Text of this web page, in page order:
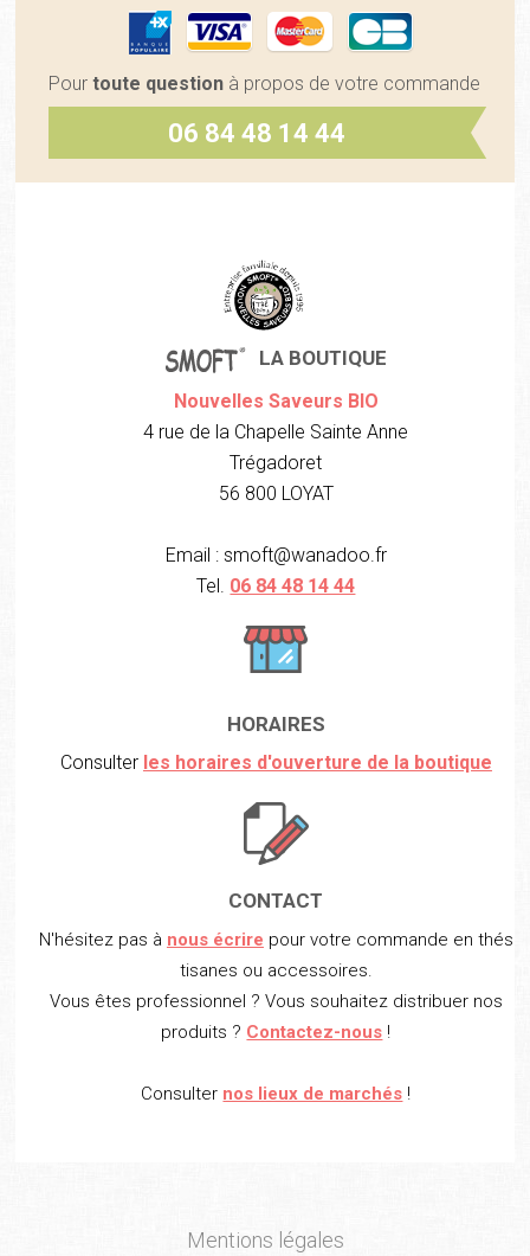
Pourtoute question à propos de votre commande
06 84 48 14 44
LA BOUTIQUE
Nouvelles Saveurs BIO
4 rue de la Chapelle Sainte Anne
Trégadoret
56 800 LOYAT
Email : smoft@wanadoo.fr
Tel. 06 84 48 14 44
HORAIRES
Consulter les horaires d'ouverture de la boutique
CONTACT
N'hésitez pas à nous écrire pour votre commande en thés
tisanes ou accessoires.
Vous êtes professionnel ? Vous souhaitez distribuer nos
produits ? Contactez-nous !
Consulter nos lieux de marchés !
Mentions légales